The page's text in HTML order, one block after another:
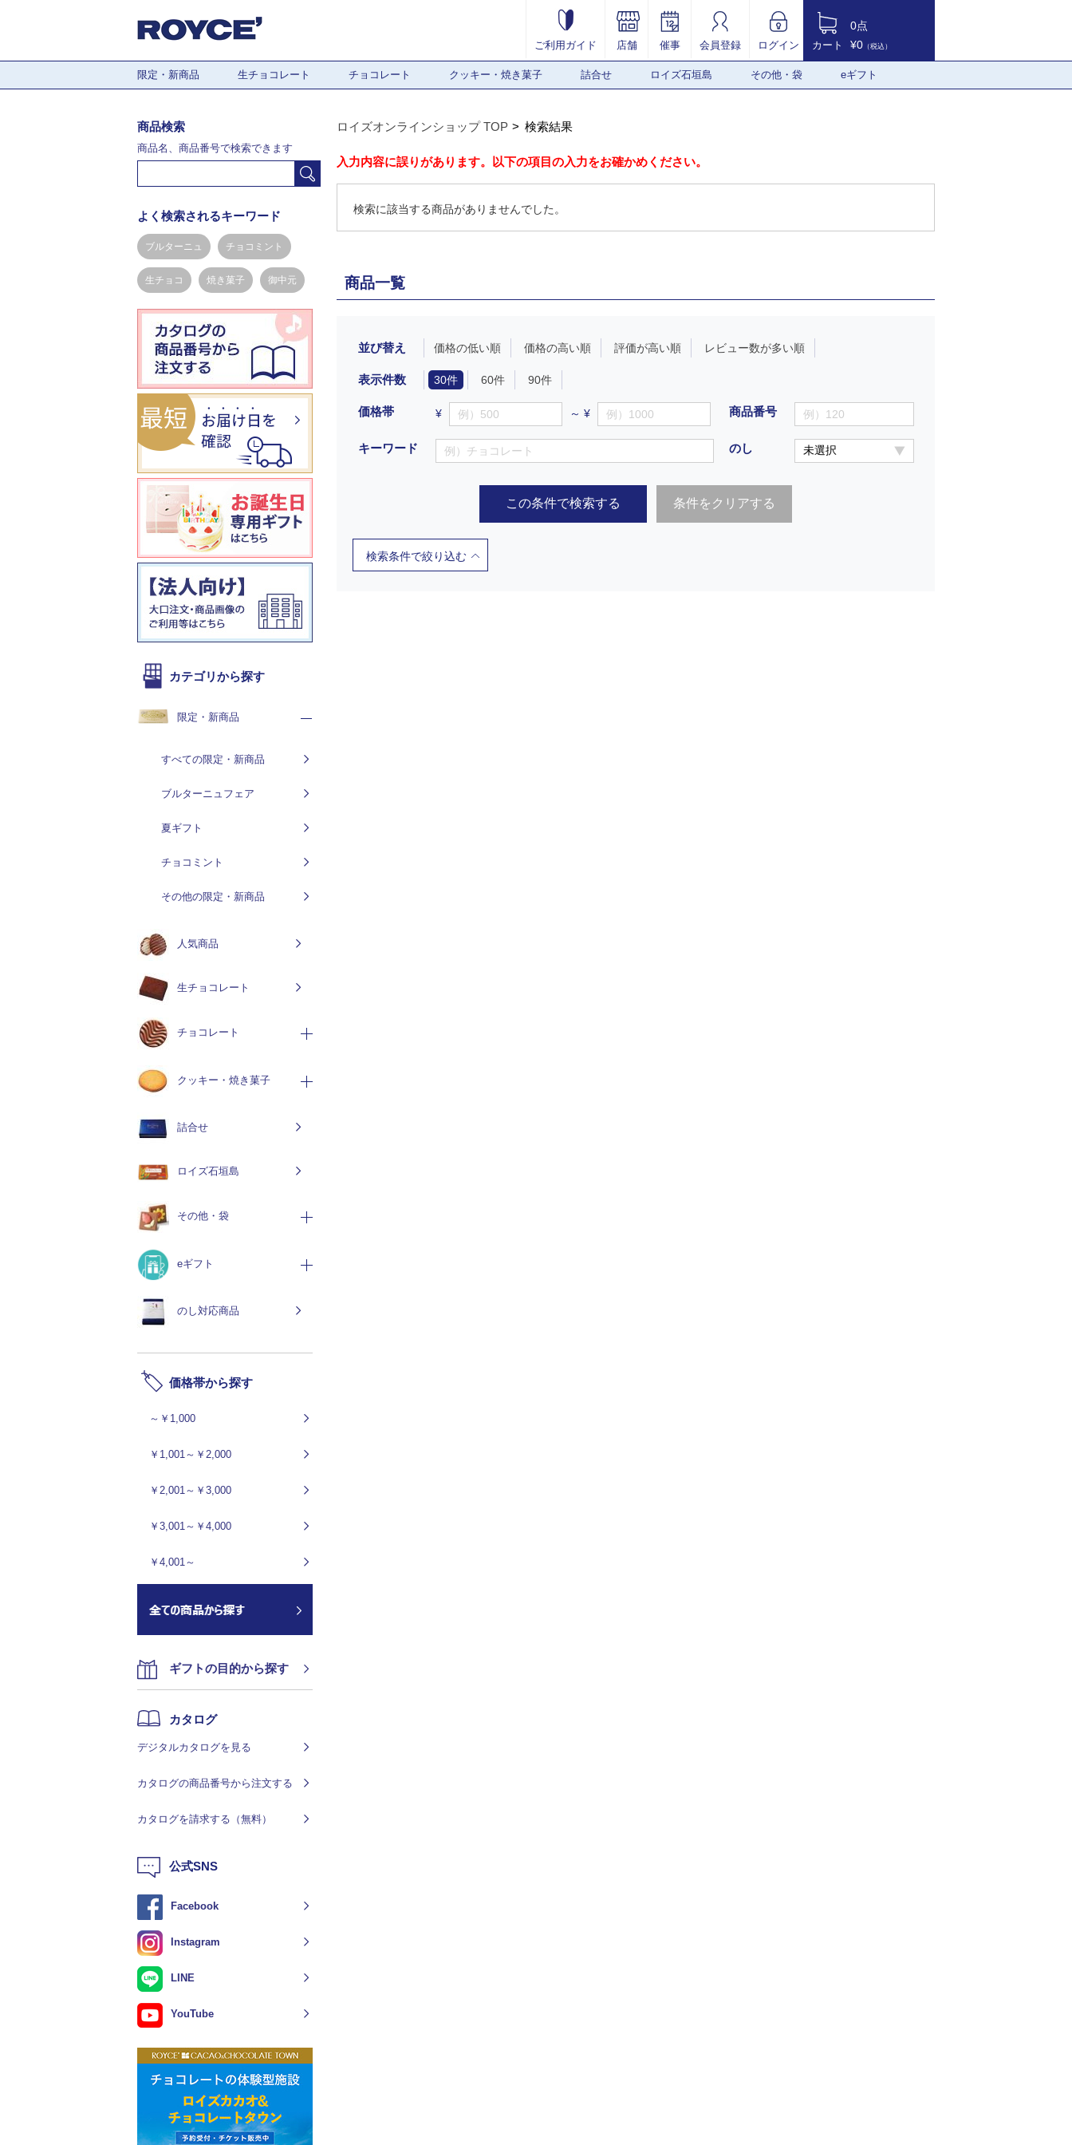
ご利用ガイド 店舗 催事 会員登録 ログイン カート
0点
¥0 （税込）
限定・新商品 生チョコレート チョコレート クッキー・焼き菓子 詰合せ ロイズ石垣島 その他・袋 eギフト
ロイズオンラインショップ TOP 検索結果
入力内容に誤りがあります。以下の項目の入力をお確かめください。
検索に該当する商品がありませんでした。
商品一覧
並び替え 価格の低い順 価格の高い順 評価が高い順 レビュー数が多い順
表示件数 30件 60件 90件
価格帯 ¥ ～ ¥
キーワード
商品番号
のし
この条件で検索する 条件をクリアする
検索条件で絞り込む
商品検索
商品名、商品番号で検索できます
よく検索されるキーワード
ブルターニュ チョコミント
生チョコ 焼き菓子 御中元
カテゴリから探す
限定・新商品
すべての限定・新商品
ブルターニュフェア
夏ギフト
チョコミント
その他の限定・新商品
人気商品
生チョコレート
チョコレート
クッキー・焼き菓子
詰合せ
ロイズ石垣島
その他・袋
eギフト
のし対応商品
価格帯から探す
～￥1,000
￥1,001～￥2,000
￥2,001～￥3,000
￥3,001～￥4,000
￥4,001～
ギフトの目的から探す
カタログ
デジタルカタログを見る
カタログの商品番号から注文する
カタログを請求する（無料）
公式SNS
Facebook
Instagram
LINE
YouTube